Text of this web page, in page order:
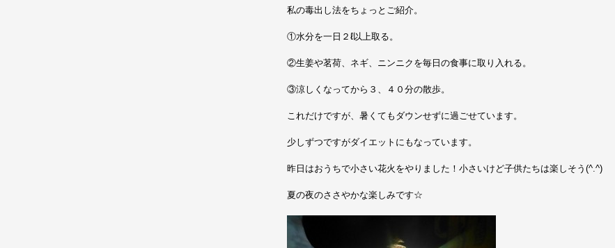
私の毒出し法をちょっとご紹介。
①水分を一日２ℓ以上取る。
②生姜や茗荷、ネギ、ニンニクを毎日の食事に取り入れる。
③涼しくなってから３、４０分の散歩。
これだけですが、暑くてもダウンせずに過ごせています。
少しずつですがダイエットにもなっています。
昨日はおうちで小さい花火をやりました！小さいけど子供たちは楽しそう(^.^)
夏の夜のささやかな楽しみです☆